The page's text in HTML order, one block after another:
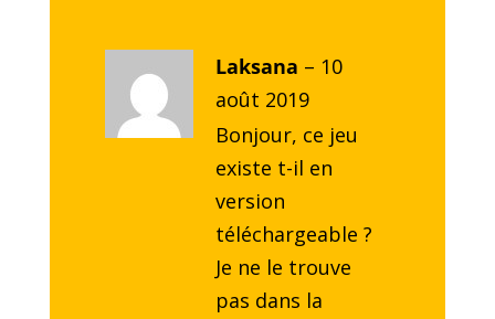
Laksana – 10
août 2019
Bonjour, ce jeu
existe t-il en
version
téléchargeable ?
Je ne le trouve
pas dans la